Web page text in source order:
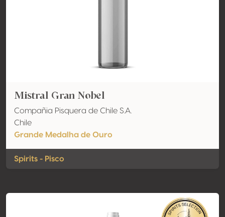
Mistral Gran Nobel
Compañia Pisquera de Chile S.A.
Chile
Grande Medalha de Ouro
Spirits - Pisco